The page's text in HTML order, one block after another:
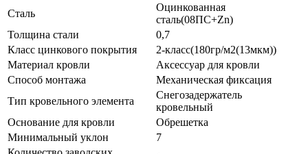
Сталь
Оцинкованная
сталь(08ПС+Zn)
Толщина стали
0,7
Класс цинкового покрытия
2-класс(180гр/м2(13мкм))
Материал кровли
Аксессуар для кровли
Способ монтажа
Механическая фиксация
Тип кровельного элемента
Снегозадержатель
кровельный
Основание для кровли
Обрешетка
Минимальный уклон
7